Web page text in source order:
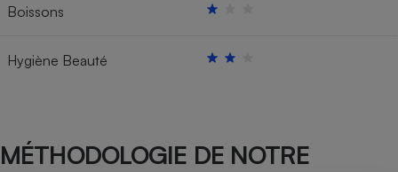
Boissons
Hygiène Beauté
MÉTHODOLOGIE DE NOTRE